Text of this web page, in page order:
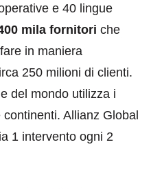
e 40 lingue
mila fornitori che
in maniera
250 milioni di clienti.
del mondo utilizza i
Allianz Global
1 intervento ogni 2